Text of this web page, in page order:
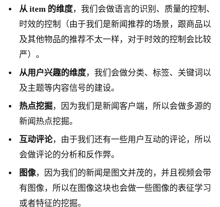
从 item 的维度，我们会做语言的识别、质量的控制、
时效的控制（由于我们是新闻推荐的场景，跟商品以
及其他物品的推荐不太一样，对于时效的控制会比较
严）。
从用户兴趣的维度，我们会做分类、标签、关键词以
及主题等内容信号的建设。
热点挖掘，因为我们是新闻客户端，所以会做多源的
新闻热点挖掘。
互动评论，由于我们还有一些用户互动的评论，所以
会做评论的分析和反作弊。
图像，因为我们的新闻是图文并茂的，并且视频会带
有图像，所以在图像这块也会做一些图像的表征学习
或者特征的挖掘。